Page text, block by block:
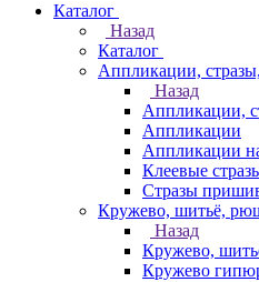
Каталог
Назад
Каталог
Аппликации,
Назад
Аппликации,
Аппликации
Аппликации
Клеевые
Стразы
Кружево, шитьё,
Назад
Кружево,
Кружево